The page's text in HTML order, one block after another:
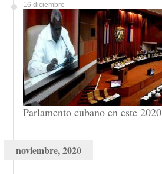
16 diciembre
Parlamento cubano en este 2020
noviembre, 2020